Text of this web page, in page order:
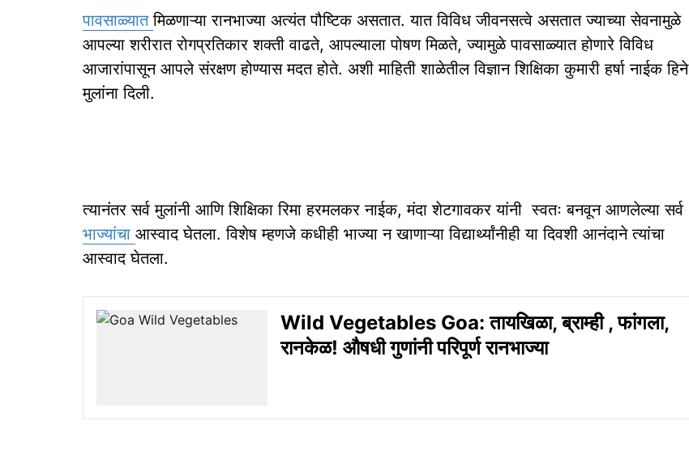
पावसाळ्यातमिळणाऱ्या रानभाज्या अत्यंत पौष्टिक असतात. यात विविध जीवनसत्वे असतात ज्याच्या सेवनामुळे
आपल्या शरीरात रोगप्रतिकार शक्ती वाढते, आपल्याला पोषण मिळते, ज्यामुळे पावसाळ्यात होणारे विविध
आजारांपासून आपले संरक्षण होण्यास मदत होते. अशी माहिती शाळेतील विज्ञान शिक्षिका कुमारी हर्षा नाईक हिने
मुलांना दिली.
त्यानंतर सर्व मुलांनी आणि शिक्षिका रिमा हरमलकर नाईक, मंदा शेटगावकर यांनी स्वतः बनवून आणलेल्या सर्व
भाज्यांचा आस्वाद घेतला. विशेष म्हणजे कधीही भाज्या न खाणाऱ्या विद्यार्थ्यांनीही या दिवशी आनंदाने त्यांचा
आस्वाद घेतला.
Wild Vegetables Goa: तायखिळा, ब्राम्ही , फांगला,
रानकेळ! औषधी गुणांनी परिपूर्ण रानभाज्या